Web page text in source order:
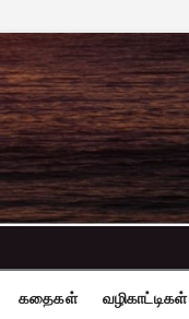
கதைகள் வழிகாட்டிகள்